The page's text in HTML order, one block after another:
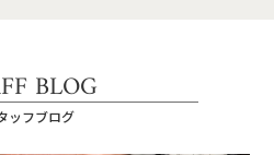
BLOG
ッフブログ